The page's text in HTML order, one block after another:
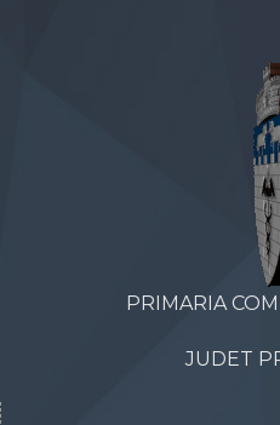
PRIMARIA
JUDET